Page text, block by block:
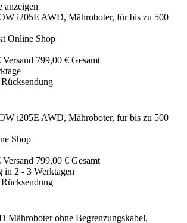
anzeigen
i205E AWD, Mähroboter, für bis zu 500
799,00 € Gesamt
i205E AWD, Mähroboter, für bis zu 500
799,00 € Gesamt
in 2 - 3 Werktagen
Mähroboter ohne Begrenzungskabel,